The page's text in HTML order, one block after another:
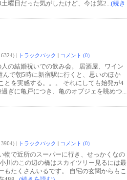
曜日だった気がしたけど、今は第2...(続き
| トラックバック | コメント (0)
の結婚祝いでの飲み会。 居酒屋、ワイン
で朝5時に新宿駅に行くと、思いのほか
とを実感する。。。 それにしても始発が4
ぎに亀戸につき、亀のオブジェを眺めつ...
| トラックバック | コメント (0)
物で近所のスーパーに行き、せっかくなの
川のこの辺の橋はスカイツリー見るには最
もたくさんいるです。 自宅の玄関からもこ